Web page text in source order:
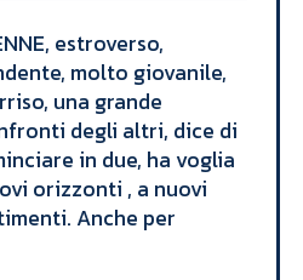
estroverso,
molto giovanile,
una grande
degli altri, dice di
in due, ha voglia
orizzonti , a nuovi
Anche per